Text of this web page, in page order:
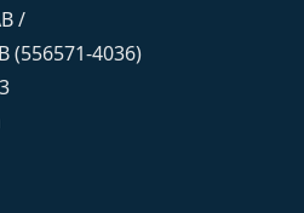
/
(556571-4036)